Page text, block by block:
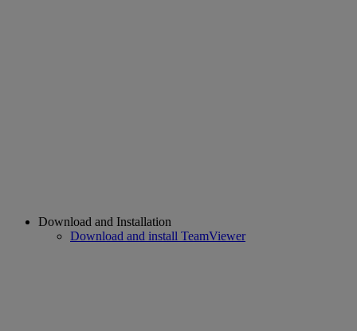
Download and Installation
Download and install TeamViewer